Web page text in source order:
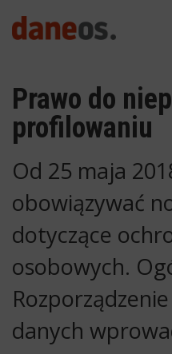
Prawo do
profilowaniu
Od 25 maja
obowiązywać
dotyczące
osobowych.
danych